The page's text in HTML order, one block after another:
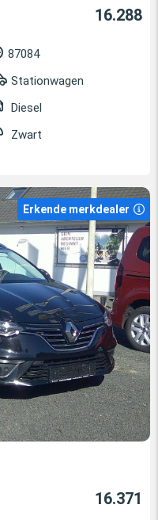
16.288
87084
Stationwagen
Diesel
Zwart
Erkende merkdealer
16.371